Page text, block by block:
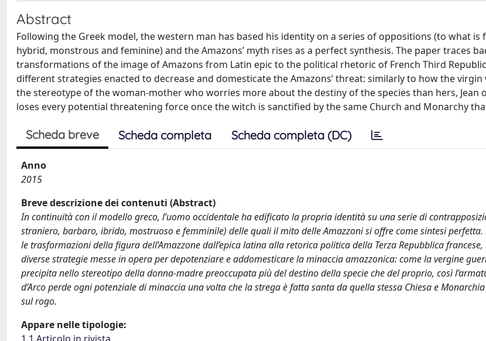
Abstract
Following the Greek model, the western man has based his identity on a series of oppositions (to what is
hybrid, monstrous and feminine) and the Amazons’ myth rises as a perfect synthesis. The paper traces
transformations of the image of Amazons from Latin epic to the political rhetoric of French Third
different strategies enacted to decrease and domesticate the Amazons’ threat: similarly to how the
the stereotype of the woman-mother who worries more about the destiny of the species than hers, Jean
loses every potential threatening force once the witch is sanctified by the same Church and Monarchy
Scheda breve Scheda completa Scheda completa (DC)
Anno
2015
Breve descrizione dei contenuti (Abstract)
In continuità con il modello greco, l’uomo occidentale ha edificato la propria identità su una serie di
straniero, barbaro, ibrido, mostruoso e femminile) delle quali il mito delle Amazzoni si offre come sintesi
le trasformazioni della figura dell’Amazzone dall’epica latina alla retorica politica della Terza Repubblica
diverse strategie messe in opera per depotenziare e addomesticare la minaccia amazzonica: come la vergine
precipita nello stereotipo della donna-madre preoccupata più del destino della specie che del proprio, così
d’Arco perde ogni potenziale di minaccia una volta che la strega è fatta santa da quella stessa Chiesa e Monarchia
sul rogo.
Appare nelle tipologie: